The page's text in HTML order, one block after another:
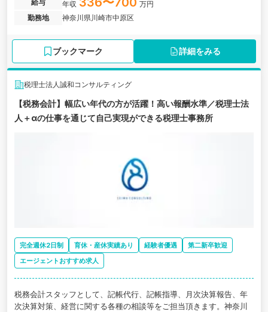
給与 年収
万円
勤務地
神奈川県川崎市中原区
ブックマーク 詳細をみる
税理士法人誠和コンサルティング
【税務会計】幅広い年代の方が活躍！高い報酬水準／税理士法
人＋αの仕事を通じて自己実現ができる税理士事務所
完全週休2日制 育休・産休実績あり 経験者優遇
第二新卒歓迎
エージェントおすすめ求人
税務会計スタッフとして、記帳代行、記帳指導、月次決算報告、年
次決算対策、経営に関する各種の相談等をご担当頂きます。神奈川